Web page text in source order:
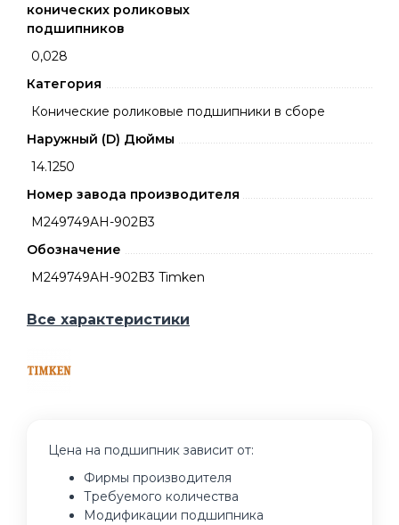
конических роликовых
подшипников
0,028
Категория
Конические роликовые подшипники в сборе
Наружный (D) Дюймы
14.1250
Номер завода производителя
M249749AH-902B3
Обозначение
M249749AH-902B3 Timken
Все характеристики
Цена на подшипник зависит от:
Фирмы производителя
Требуемого количества
Модификации подшипника